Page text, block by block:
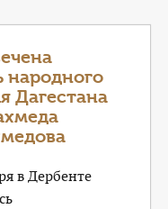
народного
Дагестана
в Дербенте